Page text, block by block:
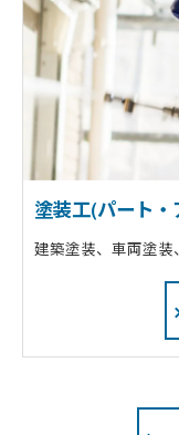
塗装工(パート
建築塗装、車両塗